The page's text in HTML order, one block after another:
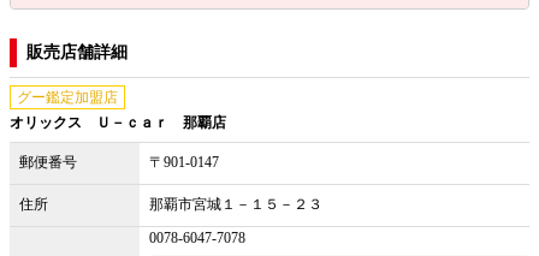
販売店舗詳細
グー鑑定加盟店
オリックス Ｕ－ｃａｒ 那覇店
郵便番号 〒901-0147
住所 那覇市宮城１－１５－２３
0078-6047-7078